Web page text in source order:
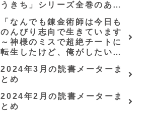
うきち」シリーズ全巻のあら
「なんでも錬金術師は今日も
のんびり志向で生きています
～神様のミスで超絶チートに
転生したけど、俺がしたいの
会の立上げです～（グラスト
ノベルス） (グラスト
NOVELS)/可換環」シリーズ
全巻のあらすじ・感想
2024年3月の読書メーターま
とめ
2024年2月の読書メーターま
とめ